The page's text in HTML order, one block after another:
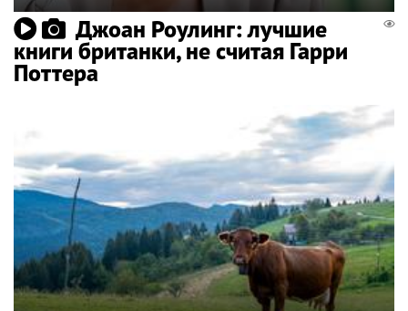
Джоан Роулинг: лучшие
книги британки, не считая Гарри
Поттера